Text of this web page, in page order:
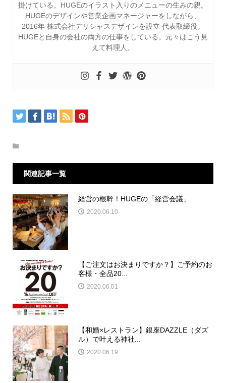
掛けている。HUGEのイラスト入りのメニューの生みの親。
HUGEのデザインや営業企画マネージャーをしながら、
2016年 株式会社デリシャスデザインを設立 代表取締役。
HUGEと自身の会社の両方の仕事をしている。元々はこう見
えて料理人。
関連記事一覧
経営の根幹！HUGEの「経営会議」
2020.06.10
【ご注文はお決まりですか？】ご予約のお
客様・全品20...
2020.06.01
【和婚×レストラン】銀座DAZZLE（ダズ
ル）で叶える神社...
2020.06.19